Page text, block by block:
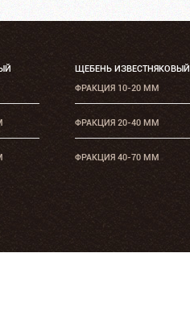
ЩЕБЕНЬ ИЗВЕСТНЯКОВЫЙ
ФРАКЦИЯ 10-20 ММ
ФРАКЦИЯ 20-40 ММ
ФРАКЦИЯ 40-70 ММ